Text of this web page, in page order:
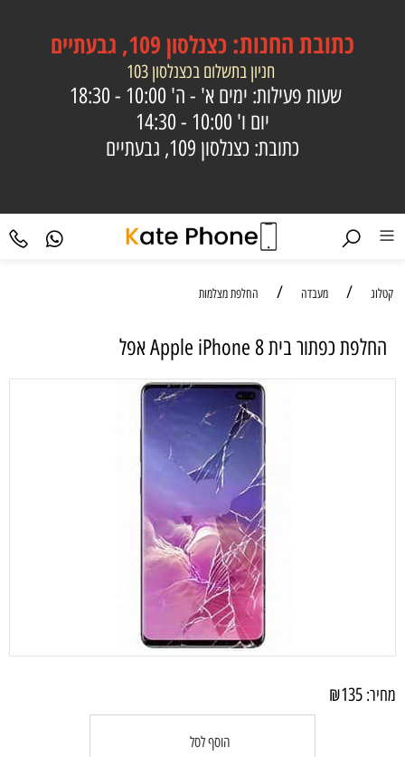
כתובתהחנות: כצנלסון 109, גבעתיים
חניון בתשלום בכצנלסון 103
שעות פעילות: ימים א' - ה' 10:00 - 18:30
יום ו' 10:00 - 14:30
כתובת: כצנלסון 109, גבעתיים
קטלוג / מעבדה / החלפת מצלמות
‏החלפת כפתור בית Apple iPhone 8 אפל
מחיר: ₪135
הוסף לסל